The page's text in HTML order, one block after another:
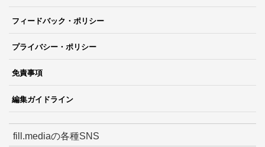
フィードバック・ポリシー
プライバシー・ポリシー
免責事項
編集ガイドライン
fill.mediaの各種SNS